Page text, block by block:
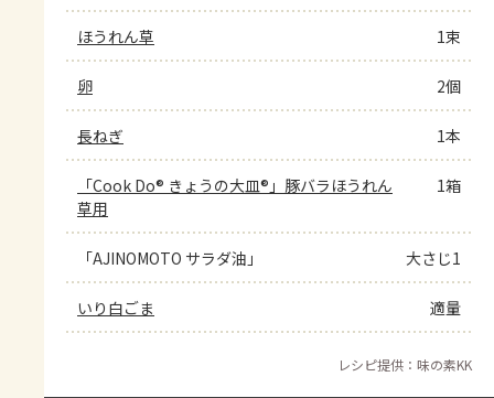
ほうれん草 1束
卵 2個
長ねぎ 1本
「Cook Do® きょうの大皿®」豚バラほうれん
草用
1箱
「AJINOMOTO サラダ油」 大さじ1
いり白ごま 適量
レシピ提供：味の素KK